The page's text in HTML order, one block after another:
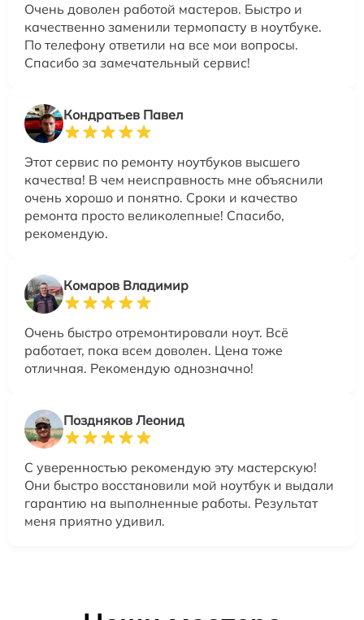
Очень доволен работой мастеров. Быстро и
качественно заменили термопасту в ноутбуке.
По телефону ответили на все мои вопросы.
Спасибо за замечательный сервис!
Кондратьев Павел
Этот сервис по ремонту ноутбуков высшего
качества! В чем неисправность мне объяснили
очень хорошо и понятно. Сроки и качество
ремонта просто великолепные! Спасибо,
рекомендую.
Комаров Владимир
Очень быстро отремонтировали ноут. Всё
работает, пока всем доволен. Цена тоже
отличная. Рекомендую однозначно!
Поздняков Леонид
С уверенностью рекомендую эту мастерскую!
Они быстро восстановили мой ноутбук и выдали
гарантию на выполненные работы. Результат
меня приятно удивил.